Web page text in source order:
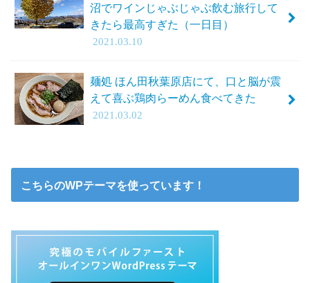
沼でワインじゃぶじゃぶ飲む旅行して
きたら最高すぎた（一日目）
2021.03.10
麺処 ほん田秋葉原店にて、口と脳が震
えて喜ぶ鶏肉らーめん食べてきた
2021.03.02
こちらのWPテーマを使っています！